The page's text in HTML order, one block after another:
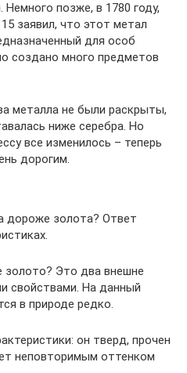
Немного позже, в 1780 году,
заявил, что этот метал
для особ
создано много предметов
металла не были раскрыты,
ниже серебра. Но
все изменилось – теперь
дорогим.
дороже золота? Ответ
золото? Это два внешне
свойствами. На данный
в природе редко.
он тверд, прочен
неповторимым оттенком